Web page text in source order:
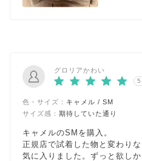
グロリアかわい
色・サイズ： キャメル / SM
サイズ感： 期待していた通り
キャメルのSMを購入。
正規店で試着した物と変わり
気に入りました。ずっと欲し